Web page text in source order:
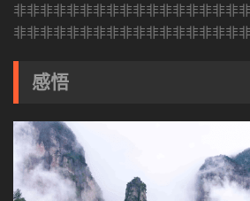
非非非非非非非非非非非非非非非非非
非非非非非非非非非非非非非非非非非
感悟